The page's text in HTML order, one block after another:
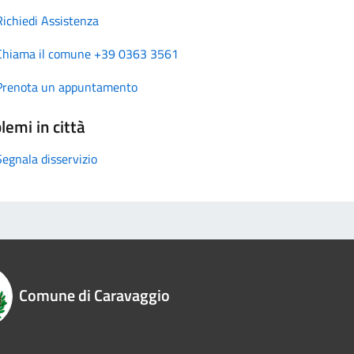
Assistenza
il comune +39 0363 3561
un appuntamento
in città
disservizio
Comune di Caravaggio